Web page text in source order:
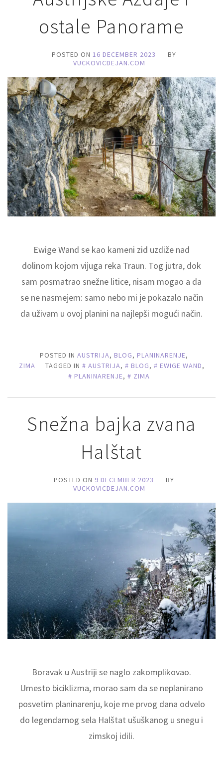
ostale Panorame
POSTED ON 16 DECEMBER 2023
BY
VUCKOVICDEJAN.COM
Ewige Wand se kao kameni zid uzdiže nad
dolinom kojom vijuga reka Traun. Tog jutra, dok
sam posmatrao snežne litice, nisam mogao a da
se ne nasmejem: samo nebo mi je pokazalo način
da uživam u ovoj planini na najlepši mogući način.
POSTED IN AUSTRIJA, BLOG, PLANINARENJE,
ZIMA
TAGGED IN AUSTRIJA, BLOG, EWIGE WAND,
PLANINARENJE, ZIMA
Snežna bajka zvana
Halštat
POSTED ON 9 DECEMBER 2023
BY
VUCKOVICDEJAN.COM
Boravak u Austriji se naglo zakomplikovao.
Umesto biciklizma, morao sam da se neplanirano
posvetim planinarenju, koje me prvog dana odvelo
do legendarnog sela Halštat ušuškanog u snegu i
zimskoj idili.